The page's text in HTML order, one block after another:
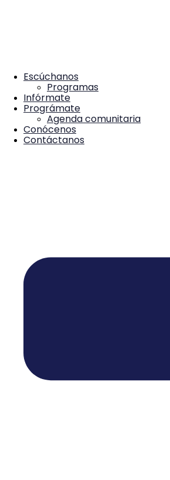
Escúchanos
Programas
Infórmate
Prográmate
Agenda comunitaria
Conócenos
Contáctanos